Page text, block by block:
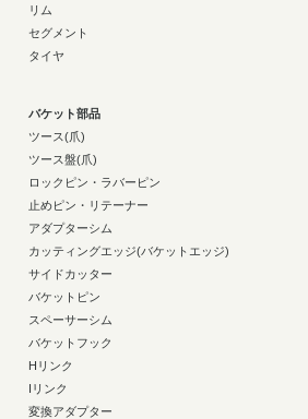
リム
セグメント
タイヤ
バケット部品
ツース(爪)
ツース盤(爪)
ロックピン・ラバーピン
止めピン・リテーナー
アダプターシム
カッティングエッジ(バケットエッジ)
サイドカッター
バケットピン
スペーサーシム
バケットフック
Hリンク
Iリンク
変換アダプター